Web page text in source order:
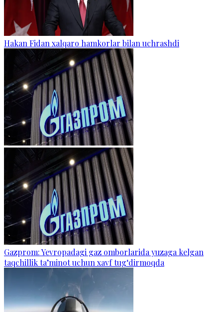
Hakan Fidan xalqaro hamkorlar bilan uchrashdi
Gazprom: Yevropadagi gaz omborlarida yuzaga kelgan
taqchillik ta’minot uchun xavf tug‘dirmoqda